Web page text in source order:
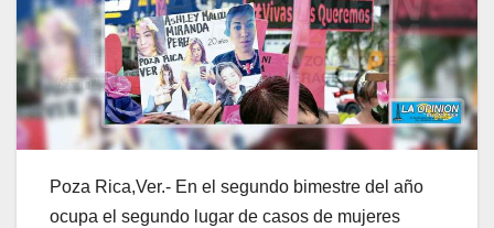
Poza Rica,Ver.- En el segundo bimestre del año
ocupa el segundo lugar de casos de mujeres